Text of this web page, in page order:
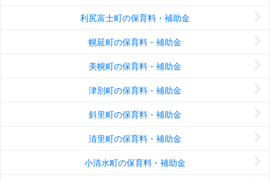
利尻富士町の保育料・補助金
幌延町の保育料・補助金
美幌町の保育料・補助金
津別町の保育料・補助金
斜里町の保育料・補助金
清里町の保育料・補助金
小清水町の保育料・補助金